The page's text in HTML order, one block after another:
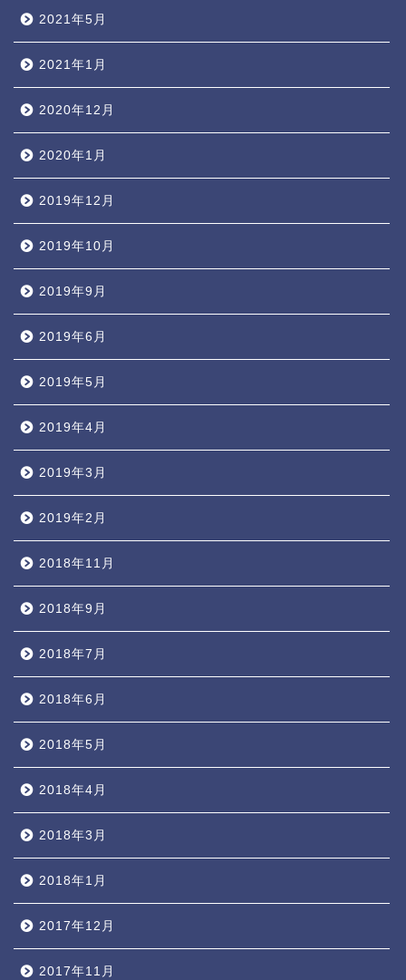
2021年5月
2021年1月
2020年12月
2020年1月
2019年12月
2019年10月
2019年9月
2019年6月
2019年5月
2019年4月
2019年3月
2019年2月
2018年11月
2018年9月
2018年7月
2018年6月
2018年5月
2018年4月
2018年3月
2018年1月
2017年12月
2017年11月